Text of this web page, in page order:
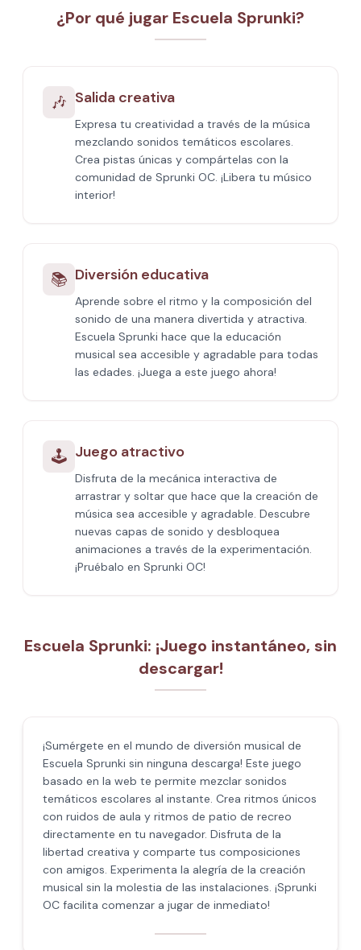
¿Por qué jugar Escuela Sprunki?
🎶 Salida creativa
Expresa tu creatividad a través de la música
mezclando sonidos temáticos escolares.
Crea pistas únicas y compártelas con la
comunidad de Sprunki OC. ¡Libera tu músico
interior!
📚 Diversión educativa
Aprende sobre el ritmo y la composición del
sonido de una manera divertida y atractiva.
Escuela Sprunki hace que la educación
musical sea accesible y agradable para todas
las edades. ¡Juega a este juego ahora!
🕹️ Juego atractivo
Disfruta de la mecánica interactiva de
arrastrar y soltar que hace que la creación de
música sea accesible y agradable. Descubre
nuevas capas de sonido y desbloquea
animaciones a través de la experimentación.
¡Pruébalo en Sprunki OC!
Escuela Sprunki: ¡Juego instantáneo, sin
descargar!
¡Sumérgete en el mundo de diversión musical de
Escuela Sprunki sin ninguna descarga! Este juego
basado en la web te permite mezclar sonidos
temáticos escolares al instante. Crea ritmos únicos
con ruidos de aula y ritmos de patio de recreo
directamente en tu navegador. Disfruta de la
libertad creativa y comparte tus composiciones
con amigos. Experimenta la alegría de la creación
musical sin la molestia de las instalaciones. ¡Sprunki
OC facilita comenzar a jugar de inmediato!